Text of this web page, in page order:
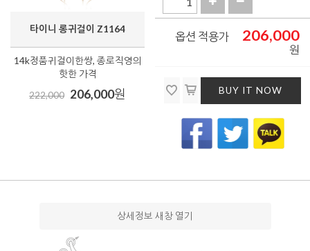
타이니 롱귀걸이 Z1164
14k정품귀걸이한쌍, 종로직영의
핫한 가격
222,000 206,000원
옵션 적용가 206,000
원
BUY IT NOW
상세정보 새창 열기